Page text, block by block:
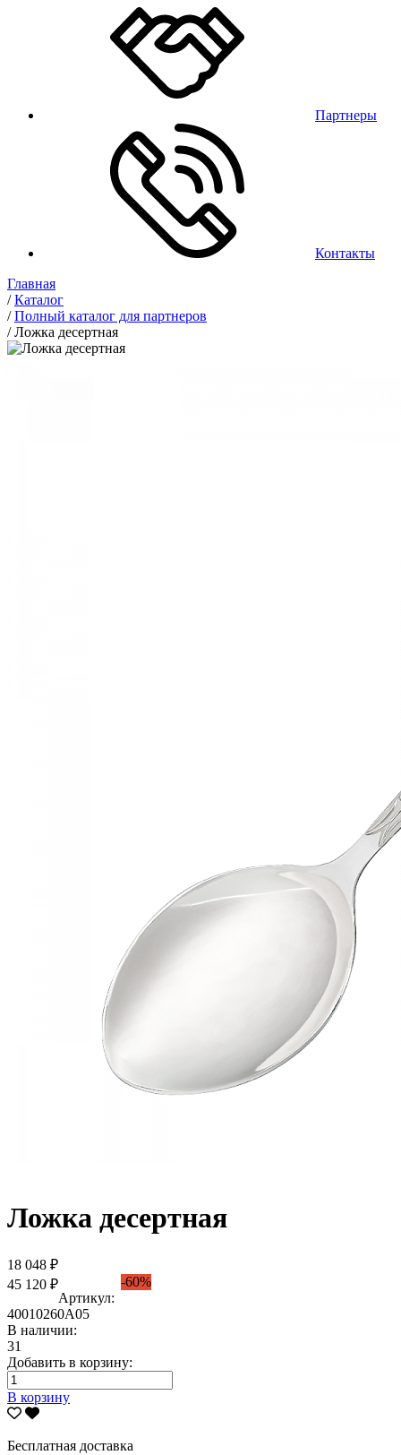
Партнеры
Контакты
Главная
/Каталог
/Полный каталог для партнеров
/Ложка десертная
Ложка десертная
18 048 ₽
45 120 ₽
-60%
Артикул:
40010260А05
В наличии:
31
Добавить в корзину:
В корзину
Бесплатная доставка